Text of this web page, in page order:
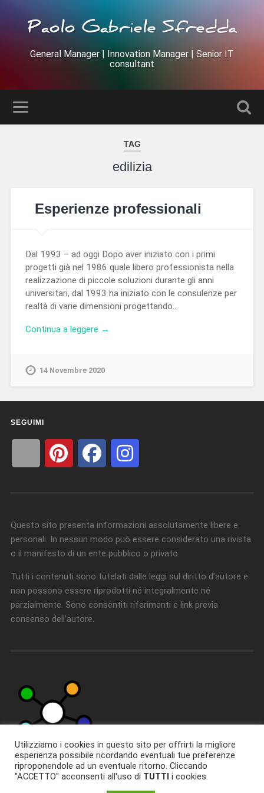
Paolo Gabriele Sfredda
General Manager | Innovation Manager | Senior IT
consultant
TAG
edilizia
Esperienze professionali
Dal 1993 – ad oggi Dopo aver iniziato con i primi
progetti già nel 1986 quale libero professionista nella
realizzazione di piccole soluzioni durante gli anni
universitari, dal 1993 ha iniziato con le consulenze per
realtà di varie dimensioni progettando…
Continua a leggere →
14 Novembre 2020
SEGUIMI
Questo sito presenta informazioni assolutamente libere e
personali. In nessun modo può essere considerato una rivista
o il manifesto di un ente pubblico o privato.
Tutti i contenuti sono tutelati dalle leggi sul diritto d’autore e
non possono essere riprodotti né integralmente né
parzialmente. Sono consentiti riferimenti e link previa
consenso dell’autore.
Utilizziamo i cookies in questo sito per offrirti la migliore
esperienza possibile ricordando eventuali tue preferenze
riproponendole ad un eventuale ritorno. Cliccando
"ACCETTO" acconsenti all'uso di TUTTI i cookies.